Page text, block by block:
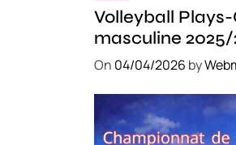
Volleyball
masculine 2025/
On 04/04/2026 by